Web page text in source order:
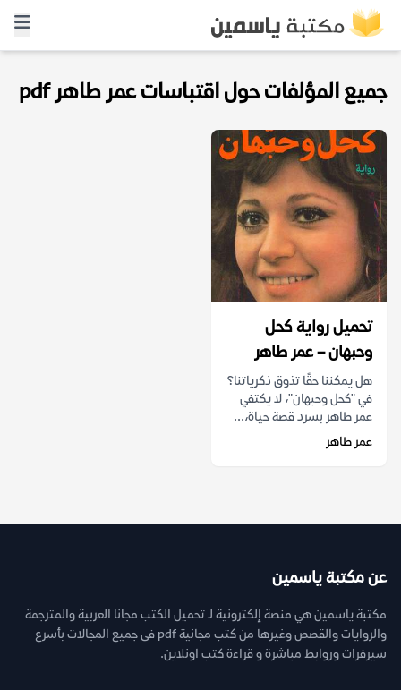
جميع المؤلفات حول اقتباسات عمر طاهر pdf
تحميل رواية كحل
وحبهان – عمر طاهر
هل يمكننا حقًا تذوق ذكرياتنا؟
في "كحل وحبهان"، لا يكتفي
عمر طاهر بسرد قصة حياة،...
عمر طاهر
عن مكتبة ياسمين
مكتبة ياسمين هي منصة إلكترونية لـ تحميل الكتب مجانا العربية والمترجمة
والروايات والقصص وغيرها من كتب مجانية pdf فى جميع المجالات بأسرع
سيرفرات وروابط مباشرة و قراءة كتب اونلاين.